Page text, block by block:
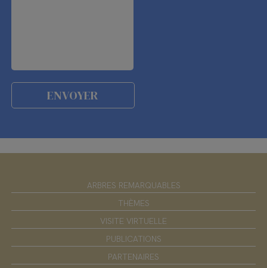
ARBRES REMARQUABLES
THÈMES
VISITE VIRTUELLE
PUBLICATIONS
PARTENAIRES